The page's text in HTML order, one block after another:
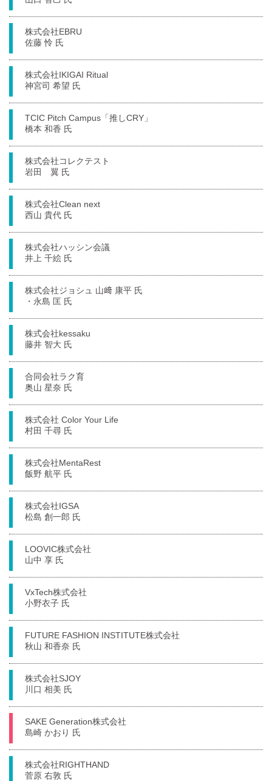
株式会社EBRU
佐藤 怜 氏
株式会社IKIGAI Ritual
神宮司 希望 氏
TCIC Pitch Campus「推しCRY」
橋本 和香 氏
株式会社コレクテスト
岩田 翼 氏
株式会社Clean next
西山 貴代 氏
株式会社ハッシン会議
井上 千絵 氏
株式会社ジョシュ 山﨑 康平 氏
・永島 匡 氏
株式会社kessaku
藤井 智大 氏
合同会社ラク育
奥山 星奈 氏
株式会社 Color Your Life
村田 千尋 氏
株式会社MentaRest
飯野 航平 氏
株式会社IGSA
松島 創一郎 氏
LOOVIC株式会社
山中 享 氏
VxTech株式会社
小野衣子 氏
FUTURE FASHION INSTITUTE株式会社
秋山 和香奈 氏
株式会社SJOY
川口 相美 氏
SAKE Generation株式会社
島崎 かおり 氏
株式会社RIGHTHAND
菅原 右敦 氏